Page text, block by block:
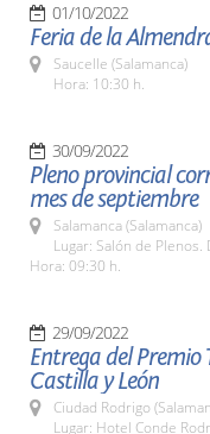
01/10/2022
Feria de la
Saucelle (Salamanca)
Hora: 10:30 h.
30/09/2022
Pleno provincial
mes de septiembre
Salamanca (Salamanca)
Lugar: Salón de
Hora: 09:30 h.
29/09/2022
Entrega del
Castilla y León
Ciudad Rodrigo
Lugar: Hotel Conde